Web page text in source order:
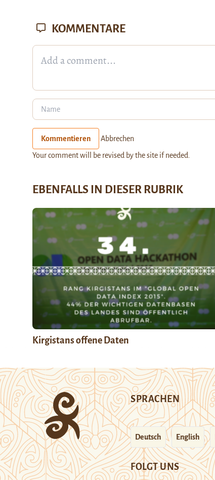
KOMMENTARE
Kommentieren Abbrechen
Your comment will be revised by the site if needed.
EBENFALLS IN DIESER RUBRIK
Kirgistans offene Daten
SPRACHEN
Deutsch English
FOLGT UNS